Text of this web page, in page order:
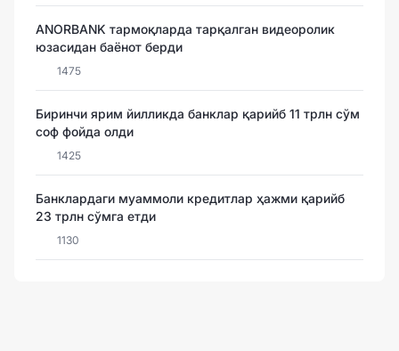
ANORBANK тармоқларда тарқалган видеоролик
юзасидан баёнот берди
1475
Биринчи ярим йилликда банклар қарийб 11 трлн сўм
соф фойда олди
1425
Банклардаги муаммоли кредитлар ҳажми қарийб
23 трлн сўмга етди
1130